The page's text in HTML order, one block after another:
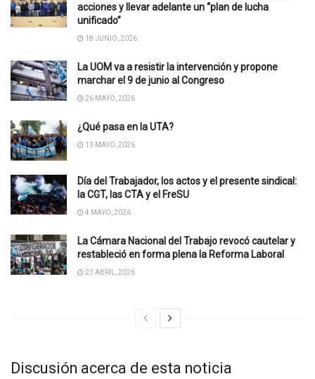
acciones y llevar adelante un “plan de lucha
unificado”
18 JUNIO, 2026
La UOM va a resistir la intervención y propone
marchar el 9 de junio al Congreso
26 MAYO, 2026
¿Qué pasa en la UTA?
13 MAYO, 2026
Día del Trabajador, los actos y el presente sindical:
la CGT, las CTA y el FreSU
4 MAYO, 2026
La Cámara Nacional del Trabajo revocó cautelar y
restableció en forma plena la Reforma Laboral
23 ABRIL, 2026
Discusión acerca de esta noticia